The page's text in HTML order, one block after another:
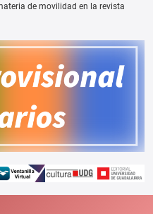
de movilidad en la revista